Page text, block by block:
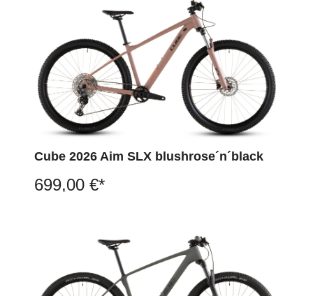
Cube 2026 Aim SLX blushrose´n´black
699,00 €*